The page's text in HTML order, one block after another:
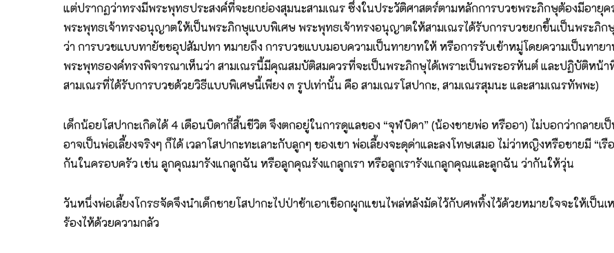
แต่ปรากฏว่าทรงมีพระพุทธประสงค์ที่จะยกย่องสุมนะสามเณร ซึ่งในประวัติศาสตร์ตามหลักการบวชพระภิกษุต้องมีอา
พระพุทธเจ้าทรงอนุญาตให้เป็นพระภิกษุแบบพิเศษ พระพุทธเจ้าทรงอนุญาตให้สามเณรได้รับการบวชยกขึ้นเป็นพระภิ
ว่า การบวชแบบทายัชชอุปสัมปทา หมายถึง การบวชแบบมอบความเป็นทายาทให้ หรือการรับเข้าหมู่โดยความเป็นทาย
พระพุทธองค์ทรงพิจารณาเห็นว่า สามเณรนี้มีคุณสมบัติสมควรที่จะเป็นพระภิกษุได้เพราะเป็นพระอรหันต์ และปฏิบัติหน้
สามเณรที่ได้รับการบวชด้วยวิธีแบบพิเศษนี้เพียง ๓ รูปเท่านั้น คือ สามเณรโสปากะ, สามเณรสุมนะ และสามเณรทัพพะ)
เด็กน้อยโสปากะเกิดได้ 4 เดือนบิดาก็สิ้นชีวิต จึงตกอยู่ในการดูแลของ “จุฬบิดา” (น้องชายพ่อ หรืออา) ไม่บอกว่ากลายเ
อาจเป็นพ่อเลี้ยงจริงๆ ก็ได้ เวลาโสปากะทะเลาะกับลูกๆ ของเขา พ่อเลี้ยงจะดุด่าและลงโทษเสมอ ไม่ว่าหญิงหรือชายมี “
กันในครอบครัว เช่น ลูกคุณมารังแกลูกฉัน หรือลูกคุณรังแกลูกเรา หรือลูกเรารังแกลูกคุณและลูกฉัน ว่ากันให้วุ่น
วันหนึ่งพ่อเลี้ยงโกรธจัดจึงนำเด็กชายโสปากะไปป่าช้าเอาเชือกผูกแขนไพล่หลังมัดไว้กับศพทิ้งไว้ด้วยหมายใจจะให้เป็น
ร้องไห้ด้วยความกลัว